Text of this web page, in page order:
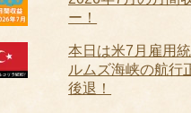
ー！
本日は米7月雇用
ルムズ海峡の航行
後退！